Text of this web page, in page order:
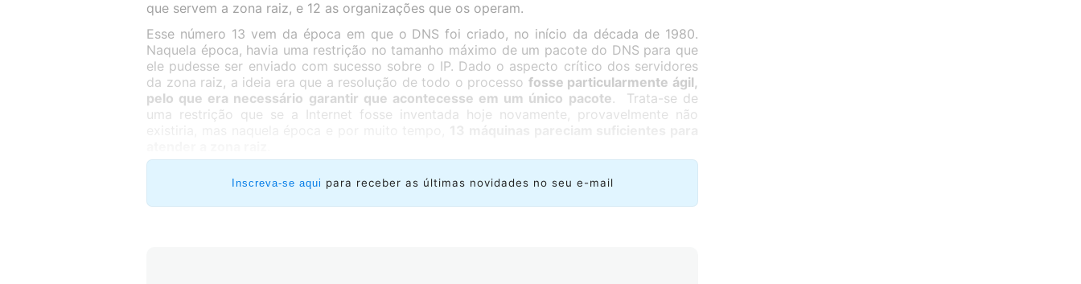
que servem a zona raiz, e 12 as organizações que os operam.
Esse número 13 vem da época em que o DNS foi criado, no início da década de 1980.
Naquela época, havia uma restrição no tamanho máximo de um pacote do DNS para que
ele pudesse ser enviado com sucesso sobre o IP. Dado o aspecto crítico dos servidores
da zona raiz, a ideia era que a resolução de todo o processo fosse particularmente ágil,
pelo que era necessário garantir que acontecesse em um único pacote. Trata-se de
uma restrição que se a Internet fosse inventada hoje novamente, provavelmente não
Inscreva-se aqui para receber as últimas novidades no seu e-mail